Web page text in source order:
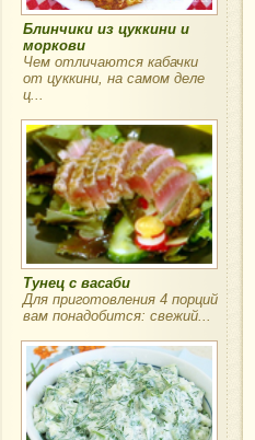
Блинчики из цуккини и
моркови
Чем отличаются кабачки
от цуккини, на самом деле
ц...
Тунец с васаби
Для приготовления 4 порций
вам понадобится: свежий...